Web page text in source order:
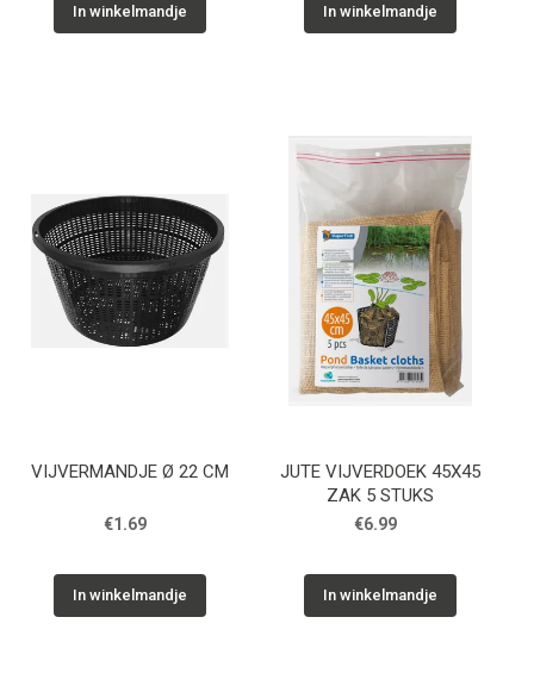
In winkelmandje In winkelmandje
VIJVERMANDJE Ø 22 CM
€1.69
In winkelmandje
JUTE VIJVERDOEK 45X45
ZAK 5 STUKS
€6.99
In winkelmandje